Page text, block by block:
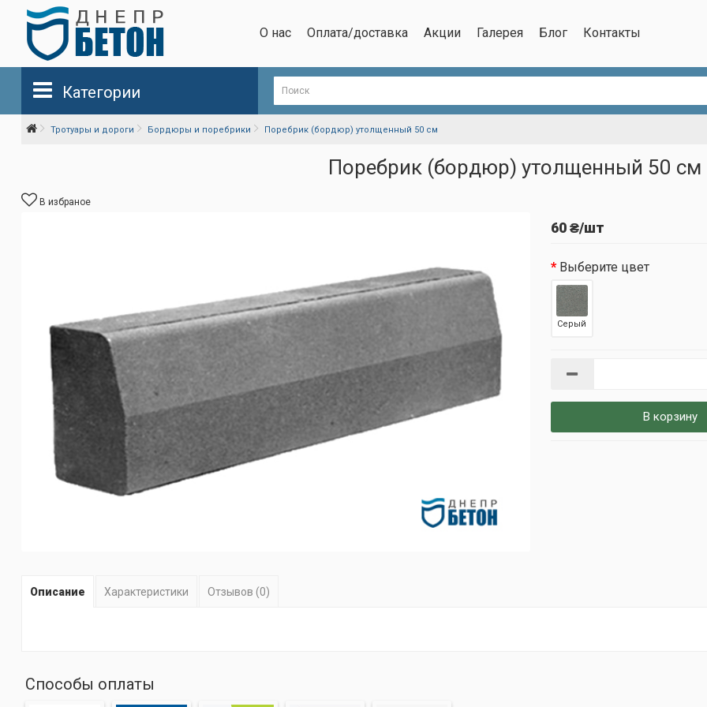
О нас Оплата/доставка Акции Галерея Блог Контакты
Категории
Тротуары и дороги Бордюры и поребрики Поребрик (бордюр) утолщенный 50 см
Поребрик (бордюр) утолщенный 50 см
В избраное
60 ₴/шт
Выберите цвет
Серый
В корзину
Описание Характеристики Отзывов (0)
Способы оплаты